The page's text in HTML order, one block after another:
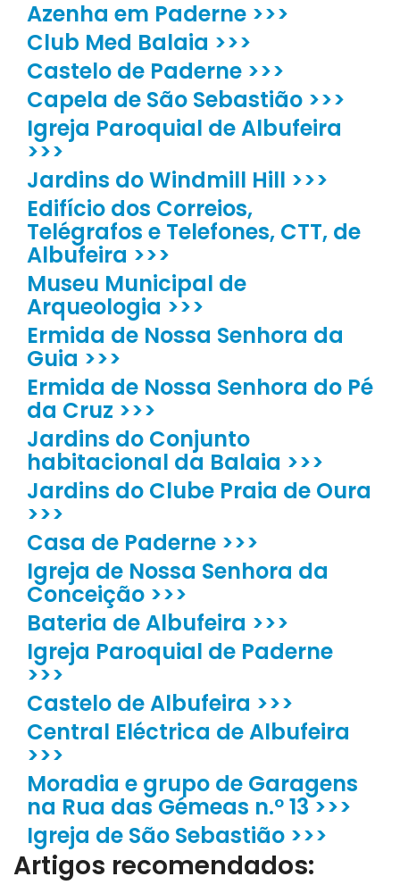
Azenha em Paderne >>>
Club Med Balaia >>>
Castelo de Paderne >>>
Capela de São Sebastião >>>
Igreja Paroquial de Albufeira
>>>
Jardins do Windmill Hill >>>
Edifício dos Correios,
Telégrafos e Telefones, CTT, de
Albufeira >>>
Museu Municipal de
Arqueologia >>>
Ermida de Nossa Senhora da
Guia >>>
Ermida de Nossa Senhora do Pé
da Cruz >>>
Jardins do Conjunto
habitacional da Balaia >>>
Jardins do Clube Praia de Oura
>>>
Casa de Paderne >>>
Igreja de Nossa Senhora da
Conceição >>>
Bateria de Albufeira >>>
Igreja Paroquial de Paderne
>>>
Castelo de Albufeira >>>
Central Eléctrica de Albufeira
>>>
Moradia e grupo de Garagens
na Rua das Gémeas n.º 13 >>>
Igreja de São Sebastião >>>
Artigos recomendados: